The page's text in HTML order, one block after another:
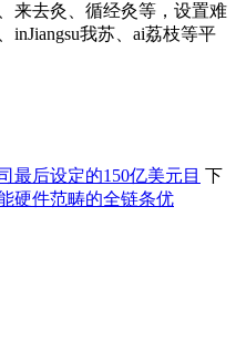
来去灸、循经灸等，设置难
inJiangsu我苏、ai荔枝等平
最后设定的150亿美元目 下
硬件范畴的全链条优